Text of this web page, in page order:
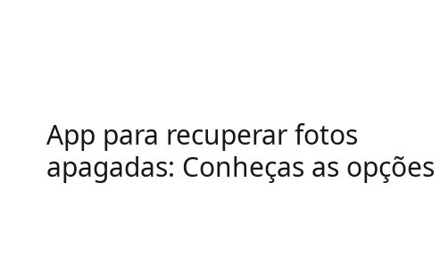
App para recuperar fotos
apagadas: Conheças as opções